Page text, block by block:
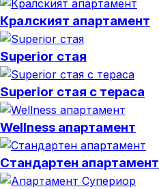
Кралският апартамент
Superior стая
Superior стая с тераса
Wellness апартамент
Стандартен апартамент